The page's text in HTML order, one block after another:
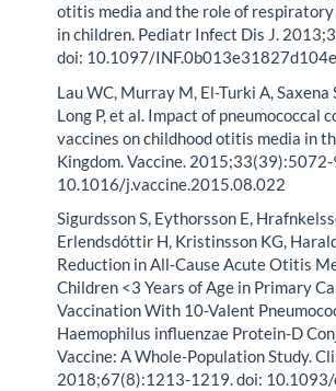
otitis media and the role of
in children. Pediatr Infect Dis J.
doi: 10.1097/INF.0b013e31827d104e
Lau WC, Murray M, El-Turki A, Saxena
Long P, et al. Impact of pneumococcal
vaccines on childhood otitis media in
Kingdom. Vaccine. 2015;33(39):5072-
10.1016/j.vaccine.2015.08.022
Sigurdsson S, Eythorsson E,
Erlendsdóttir H, Kristinsson KG,
Reduction in All-Cause Acute Otitis
Children <3 Years of Age in Primary
Vaccination With 10-Valent
Haemophilus influenzae Protein-D
Vaccine: A Whole-Population Study.
2018;67(8):1213-1219. doi: